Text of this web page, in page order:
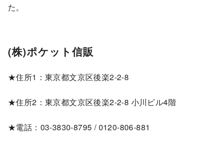
た。
(株)ポケット信販
★住所1：東京都文京区後楽2-2-8
★住所2：東京都文京区後楽2-2-8 小川ビル4階
★電話：03-3830-8795 / 0120-806-881